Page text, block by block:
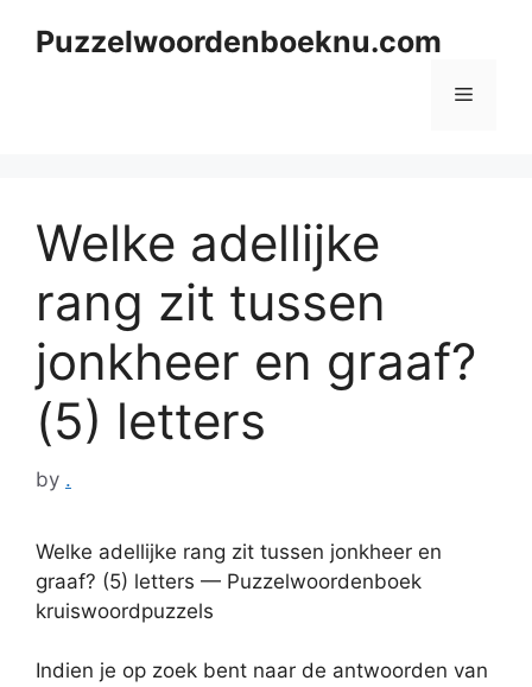
Puzzelwoordenboeknu.com
Menu
Welke adellijke
rang zit tussen
jonkheer en graaf?
(5) letters
by .
Welke adellijke rang zit tussen jonkheer en
graaf? (5) letters — Puzzelwoordenboek
kruiswoordpuzzels
Indien je op zoek bent naar de antwoorden van